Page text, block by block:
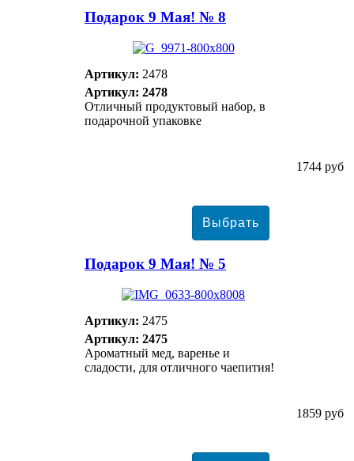
Подарок 9 Мая! № 8
Артикул: 2478
Артикул: 2478
Отличный продуктовый набор, в
подарочной упаковке
1744 руб
Подарок 9 Мая! № 5
Артикул: 2475
Артикул: 2475
Ароматный мед, варенье и
сладости, для отличного чаепития!
1859 руб